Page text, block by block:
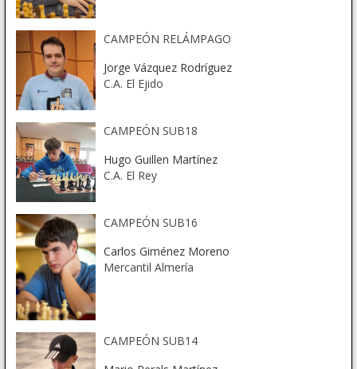
CAMPEÓN RELÁMPAGO
Jorge Vázquez Rodríguez
C.A. El Ejido
CAMPEÓN SUB18
Hugo Guillen Martínez
C.A. El Rey
CAMPEÓN SUB16
Carlos Giménez Moreno
Mercantil Almería
CAMPEÓN SUB14